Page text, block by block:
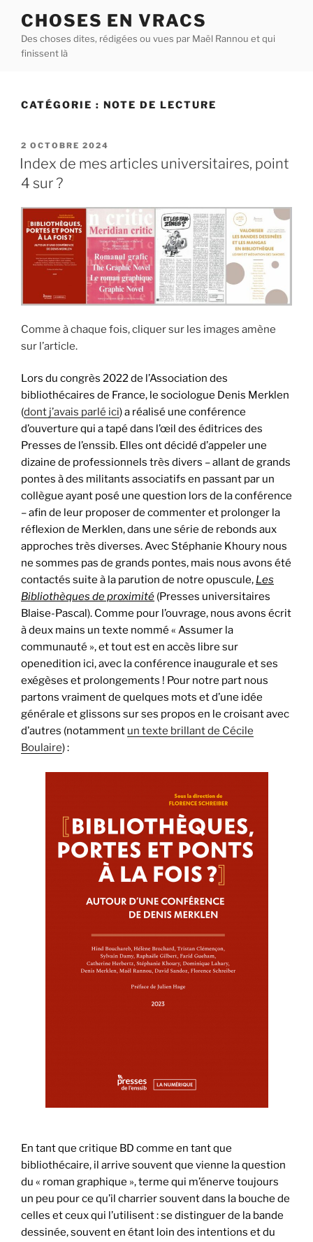
contenu
principal
CHOSES EN VRACS
Des choses dites, rédigées ou vues par Maël Rannou et qui
finissent là
CATÉGORIE : NOTE DE LECTURE
PUBLIÉ
LE
2 OCTOBRE 2024
Index de mes articles universitaires, point
4 sur ?
Comme à chaque fois, cliquer sur les images amène
sur l’article.
Lors du congrès 2022 de l’Association des
bibliothécaires de France, le sociologue Denis Merklen
(dont j’avais parlé ici) a réalisé une conférence
d’ouverture qui a tapé dans l’œil des éditrices des
Presses de l’enssib. Elles ont décidé d’appeler une
dizaine de professionnels très divers – allant de grands
pontes à des militants associatifs en passant par un
collègue ayant posé une question lors de la conférence
– afin de leur proposer de commenter et prolonger la
réflexion de Merklen, dans une série de rebonds aux
approches très diverses. Avec Stéphanie Khoury nous
ne sommes pas de grands pontes, mais nous avons été
contactés suite à la parution de notre opuscule, Les
Bibliothèques de proximité (Presses universitaires
Blaise-Pascal). Comme pour l’ouvrage, nous avons écrit
à deux mains un texte nommé « Assumer la
communauté », et tout est en accès libre sur
openedition ici, avec la conférence inaugurale et ses
exégèses et prolongements ! Pour notre part nous
partons vraiment de quelques mots et d’une idée
générale et glissons sur ses propos en le croisant avec
d’autres (notamment un texte brillant de Cécile
Boulaire) :
En tant que critique BD comme en tant que
bibliothécaire, il arrive souvent que vienne la question
du « roman graphique », terme qui m’énerve toujours
un peu pour ce qu’il charrier souvent dans la bouche de
celles et ceux qui l’utilisent : se distinguer de la bande
dessinée, souvent en étant loin des intentions et du